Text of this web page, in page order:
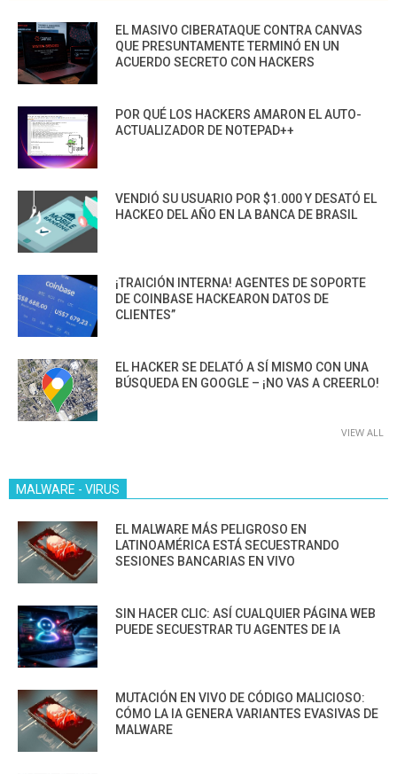
EL MASIVO CIBERATAQUE CONTRA CANVAS
QUE PRESUNTAMENTE TERMINÓ EN UN
ACUERDO SECRETO CON HACKERS
POR QUÉ LOS HACKERS AMARON EL AUTO-
ACTUALIZADOR DE NOTEPAD++
VENDIÓ SU USUARIO POR $1.000 Y DESATÓ EL
HACKEO DEL AÑO EN LA BANCA DE BRASIL
¡TRAICIÓN INTERNA! AGENTES DE SOPORTE
DE COINBASE HACKEARON DATOS DE
CLIENTES”
EL HACKER SE DELATÓ A SÍ MISMO CON UNA
BÚSQUEDA EN GOOGLE – ¡NO VAS A CREERLO!
VIEW ALL
MALWARE - VIRUS
EL MALWARE MÁS PELIGROSO EN
LATINOAMÉRICA ESTÁ SECUESTRANDO
SESIONES BANCARIAS EN VIVO
SIN HACER CLIC: ASÍ CUALQUIER PÁGINA WEB
PUEDE SECUESTRAR TU AGENTES DE IA
MUTACIÓN EN VIVO DE CÓDIGO MALICIOSO:
CÓMO LA IA GENERA VARIANTES EVASIVAS DE
MALWARE